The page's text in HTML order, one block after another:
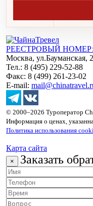
РЕЕСТРОВЫЙ НОМЕР:
Москва, ул.Бауманская,
Тел.: 8 (495) 229-52-88
Факс: 8 (499) 261-23-02
E-mail:
© 2000–2026 Туроператор
Информация о ценах,
Политика использования
Карта сайта
× Заказать